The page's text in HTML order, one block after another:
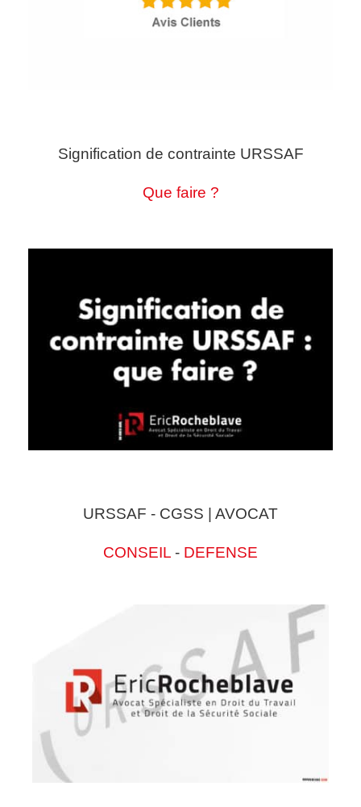
Signification de contrainte URSSAF
Que faire ?
URSSAF - CGSS | AVOCAT
CONSEIL - DEFENSE